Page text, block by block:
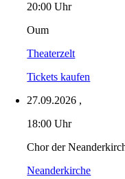
20:00 Uhr
Oum
Theaterzelt
Tickets kaufen
27.09.2026 ,
18:00 Uhr
Chor der
Neanderkirche